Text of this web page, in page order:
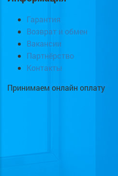
Гарантия
Возврат и обмен
Вакансии
Партнёрство
Контакты
Принимаем онлайн оплату